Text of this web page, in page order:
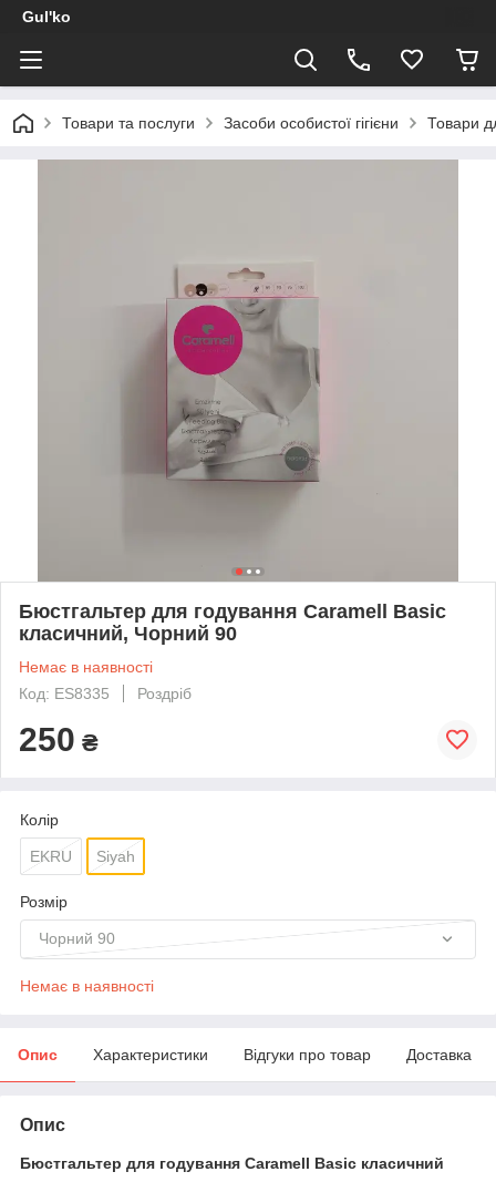
Gul'ko
Товари та послуги Засоби особистої гігієни Товари
Бюстгальтер для годування Caramell Basic
класичний, Чорний 90
Немає в наявності
Код: ES8335
Роздріб
250 ₴
Колір
EKRU Siyah
Розмір
Чорний 90
Немає в наявності
Опис Характеристики Відгуки про товар Доставка
Опис
Бюстгальтер для годування Caramell Basic класичний